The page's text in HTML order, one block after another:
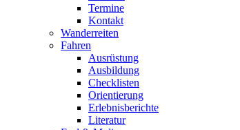
Termine
Kontakt
Wanderreiten
Fahren
Ausrüstung
Ausbildung
Checklisten
Orientierung
Erlebnisberichte
Literatur